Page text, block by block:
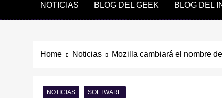
NOTICIAS BLOG DEL GEEK BLOG DEL
Home Noticias Mozilla cambiará el nombre
NOTICIAS SOFTWARE